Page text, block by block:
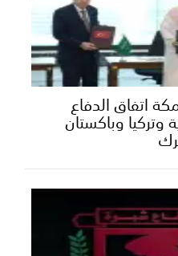
اتفاق الدفاع
وباكستان